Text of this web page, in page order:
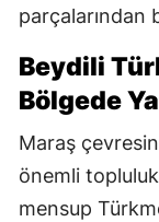
parçalarından
Beydili
Bölgede
Maraş
önemli
mensup